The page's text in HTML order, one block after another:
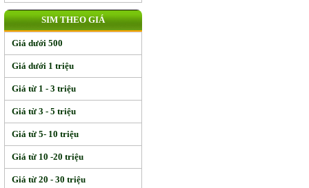
SIM THEO GIÁ
Giá dưới 500
Giá dưới 1 triệu
Giá từ 1 - 3 triệu
Giá từ 3 - 5 triệu
Giá từ 5- 10 triệu
Giá từ 10 -20 triệu
Giá từ 20 - 30 triệu